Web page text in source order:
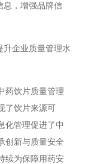
，增强品牌信
企业质量管理水
药饮片质量管理
了饮片来源可
化管理促进了中
创新与质量安全
续为保障用药安